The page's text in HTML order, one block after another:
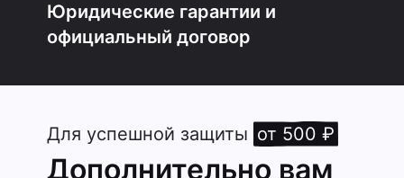
Юридические гарантии и
официальный договор
Для успешной защиты от 500 ₽
Дополнительно вам